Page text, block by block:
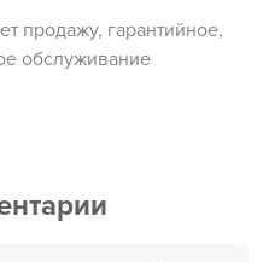
продажу, гарантийное,
обслуживание